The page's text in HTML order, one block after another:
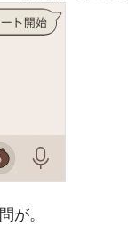
が。